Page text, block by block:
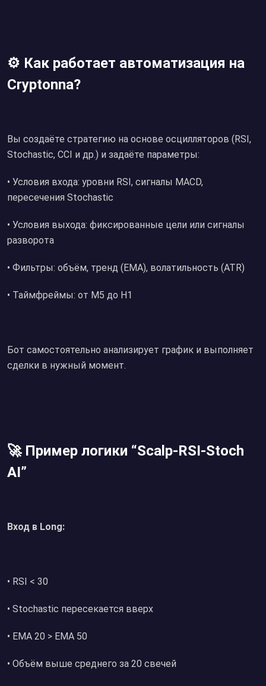
⚙️ Как работает автоматизация на
Cryptonna?
Вы создаёте стратегию на основе осцилляторов (RSI,
Stochastic, CCI и др.) и задаёте параметры:
• Условия входа: уровни RSI, сигналы MACD,
пересечения Stochastic
• Условия выхода: фиксированные цели или сигналы
разворота
• Фильтры: объём, тренд (EMA), волатильность (ATR)
• Таймфреймы: от M5 до H1
Бот самостоятельно анализирует график и выполняет
сделки в нужный момент.
🚀 Пример логики “Scalp-RSI-Stoch
AI”
Вход в Long:
• RSI < 30
• Stochastic пересекается вверх
• EMA 20 > EMA 50
• Объём выше среднего за 20 свечей